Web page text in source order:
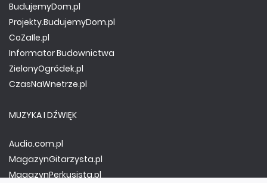
BudujemyDom.pl
Projekty.BudujemyDom.pl
CoZaIle.pl
Informator Budownictwa
ZielonyOgródek.pl
CzasNaWnetrze.pl
MUZYKA I DŹWIĘK
Audio.com.pl
MagazynGitarzysta.pl
MagazynPerkusista.pl